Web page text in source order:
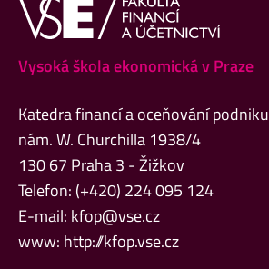
Vysoká škola ekonomická v Praze
Katedra financí a oceňování podniku
nám. W. Churchilla 1938/4
130 67 Praha 3 - Žižkov
Telefon: (+420) 224 095 124
E-mail: kfop@vse.cz
www: http://kfop.vse.cz